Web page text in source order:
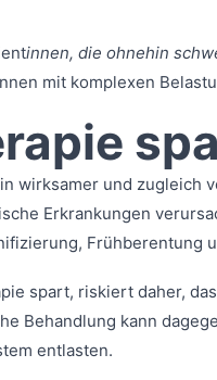
innen, die ohnehin
mit komplexen
wirksamer und zugleich
Erkrankungen
Frühberentung
spart, riskiert daher,
Behandlung kann
entlasten.